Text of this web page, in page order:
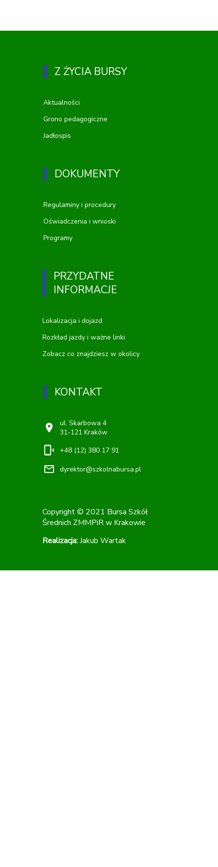
Z ŻYCIA BURSY
Aktualności
Grono pedagogiczne
Jadłospis
DOKUMENTY
Regulaminy i procedury
Oświadczenia i wnioski
Programy
PRZYDATNE
INFORMACJE
Lokalizacja i dojazd
Rozkład jazdy i ważne linki
Zobacz co znajdziesz w okolicy
KONTAKT
location_on
ul. Skarbowa 4
31-121 Kraków
phonelink_ring +48 (12) 380 17 91
mail_outline dyrektor@szkolnabursa.pl
Copyright © 2021 Bursa Szkół
Średnich ZMMPiR w Krakowie
Realizacja:Jakub Wartak